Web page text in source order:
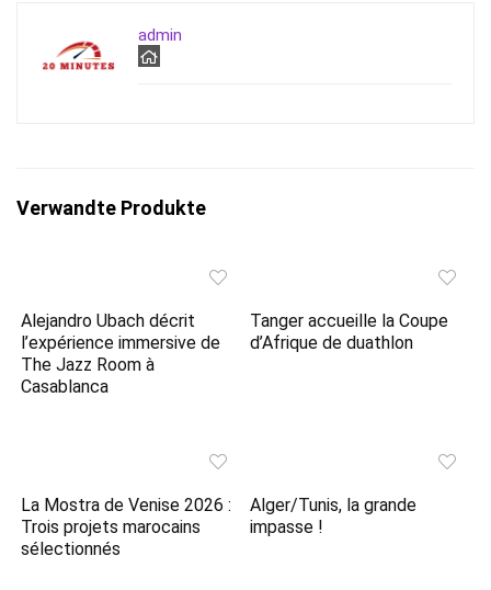
admin
Verwandte Produkte
Alejandro Ubach décrit
l’expérience immersive de
The Jazz Room à
Casablanca
Tanger accueille la Coupe
d’Afrique de duathlon
La Mostra de Venise 2026 :
Trois projets marocains
sélectionnés
Alger/Tunis, la grande
impasse !